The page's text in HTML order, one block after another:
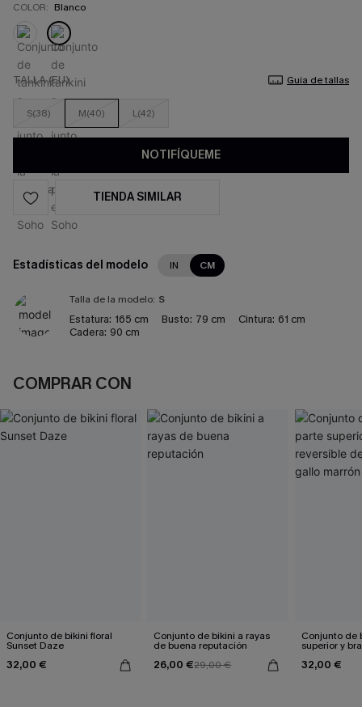
COLOR: Blanco
TALLA (EU) Guía de tallas
S(38) M(40) L(42)
NOTIFÍQUEME
TIENDA SIMILAR
Estadísticas del modelo IN CM
Talla de la modelo: S
Estatura: 165 cm Busto: 79 cm Cintura: 61 cm
Cadera: 90 cm
COMPRAR CON
Conjunto de bikini floral
Sunset Daze
32,00 €
Conjunto de bikini a rayas
de buena reputación
26,00 €29,00 €
Conjunto de
superior y
reversible
marrón
32,00 €